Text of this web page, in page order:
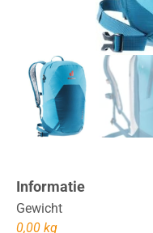
Informatie
Gewicht
0,00 kg